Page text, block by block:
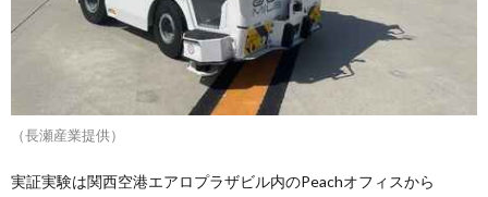
（長瀬産業提供）
実証実験は関西空港エアロプラザビル内のPeachオフィスから